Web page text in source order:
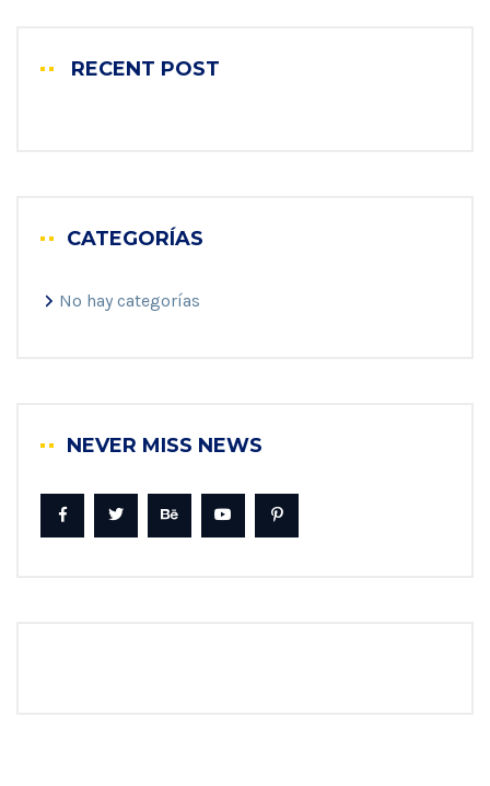
RECENT POST
CATEGORÍAS
No hay categorías
NEVER MISS NEWS